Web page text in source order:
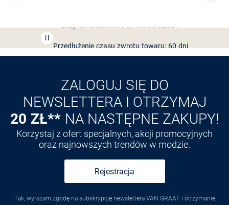
Odkryj aplikację VANGRAAF
ZALOGUJ SIĘ DO
NEWSLETTERA I OTRZYMAJ
20 ZŁ** NA NASTĘPNE ZAKUPY!
Korzystaj z ofert specjalnych, akcji promocyjnych
oraz najnowszych trendów w modzie.
Rejestracja
Tak, wyrażam zgodę na subskrypcję newslettera VAN GRAAF i otrzymanie